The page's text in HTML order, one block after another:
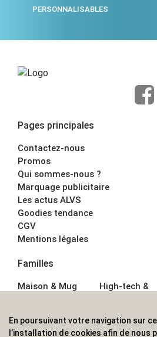
PERSONNALISABLES
Pages principales
Contactez-nous
Promos
Qui sommes-nous ?
Marquage publicitaire
Les actus ALVS
Goodies tendance
CGV
Mentions légales
Familles
Maison & Mug
Écriture
High-tech &
Sport &
En poursuivant votre navigation sur
l’installation de cookies afin de nous